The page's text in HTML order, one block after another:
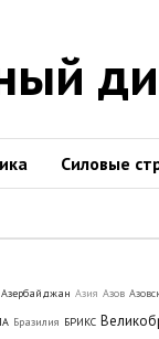
Силовые
Азербайджан Азия Азов
Бразилия БРИКС